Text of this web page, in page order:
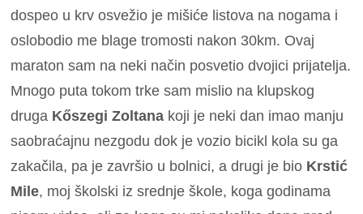
dospeo u krv osvežio je mišiće listova na nogama i
oslobodio me blage tromosti nakon 30km. Ovaj
maraton sam na neki način posvetio dvojici prijatelja.
Mnogo puta tokom trke sam mislio na klupskog
druga Kőszegi Zoltana koji je neki dan imao manju
saobraćajnu nezgodu dok je vozio bicikl kola su ga
zakačila, pa je završio u bolnici, a drugi je bio Krstić
Mile, moj školski iz srednje škole, koga godinama